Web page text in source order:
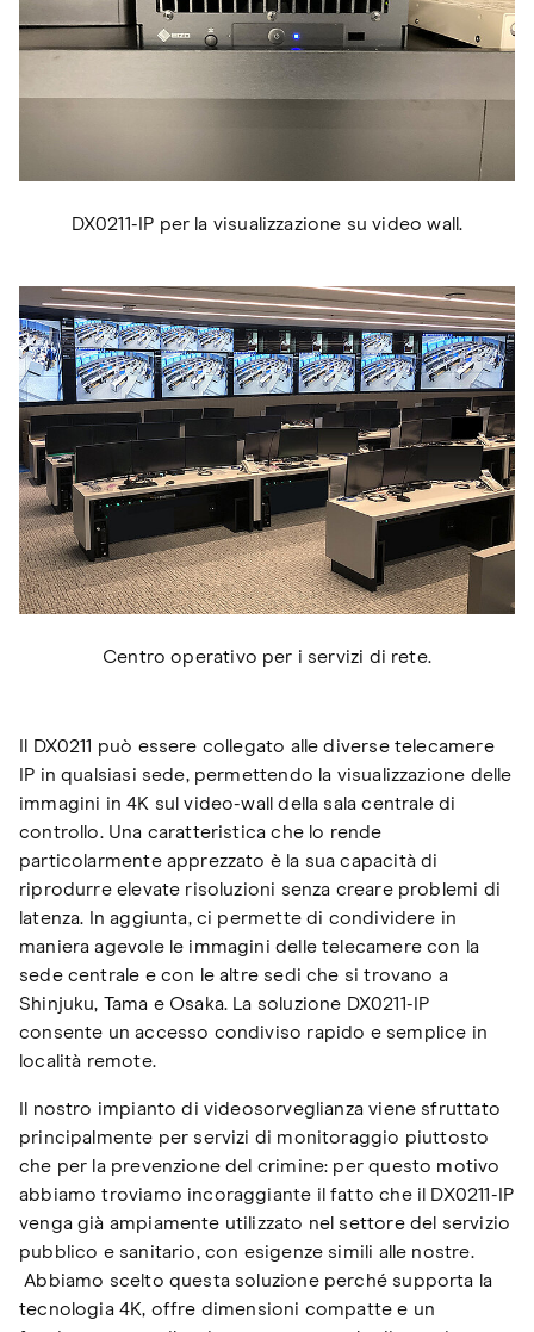
DX0211-IP per la visualizzazione su video wall.
Centro operativo per i servizi di rete.
Il DX0211 può essere collegato alle diverse telecamere
IP in qualsiasi sede, permettendo la visualizzazione delle
immagini in 4K sul video-wall della sala centrale di
controllo. Una caratteristica che lo rende
particolarmente apprezzato è la sua capacità di
riprodurre elevate risoluzioni senza creare problemi di
latenza. In aggiunta, ci permette di condividere in
maniera agevole le immagini delle telecamere con la
sede centrale e con le altre sedi che si trovano a
Shinjuku, Tama e Osaka. La soluzione DX0211-IP
consente un accesso condiviso rapido e semplice in
località remote.
Il nostro impianto di videosorveglianza viene sfruttato
principalmente per servizi di monitoraggio piuttosto
che per la prevenzione del crimine: per questo motivo
abbiamo troviamo incoraggiante il fatto che il DX0211-IP
venga già ampiamente utilizzato nel settore del servizio
pubblico e sanitario, con esigenze simili alle nostre.
Abbiamo scelto questa soluzione perché supporta la
tecnologia 4K, offre dimensioni compatte e un